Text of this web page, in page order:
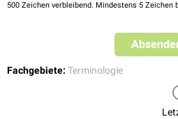
500 Zeichen verbleibend. Mindestens 5 Zeichen
Fachgebiete: Terminologie